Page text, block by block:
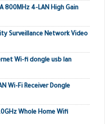
800MHz 4-LAN High Gain
Surveillance Network Video
Wi-fi dongle usb lan
Wi-Fi Receiver Dongle
Whole Home Wifi